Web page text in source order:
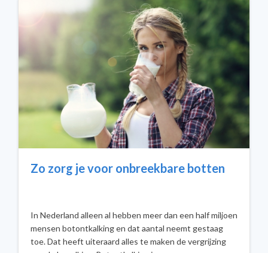
Zo zorg je voor onbreekbare botten
In Nederland alleen al hebben meer dan een half miljoen
mensen botontkalking en dat aantal neemt gestaag
toe. Dat heeft uiteraard alles te maken de vergrijzing